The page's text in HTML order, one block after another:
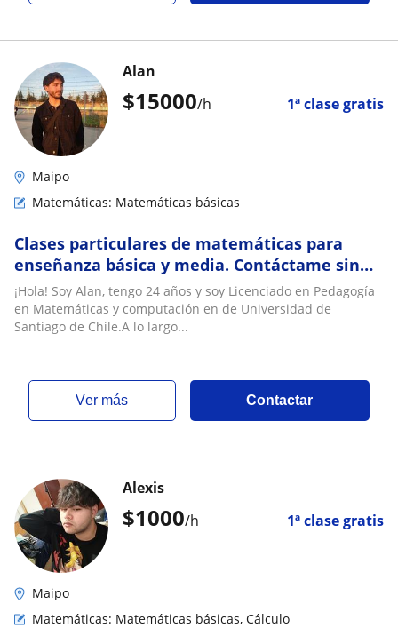
$15000/h 1ª clase gratis
Alan
Maipo
Matemáticas: Matemáticas básicas
Clases particulares de matemáticas para
enseñanza básica y media. Contáctame sin
tarifa. (Contacto en la descripción)
¡Hola! Soy Alan, tengo 24 años y soy Licenciado en Pedagogía
en Matemáticas y computación en de Universidad de
Santiago de Chile.A lo largo...
ver más Contactar
$1000/h 1ª clase gratis
Alexis
Maipo
Matemáticas: Matemáticas básicas, Cálculo